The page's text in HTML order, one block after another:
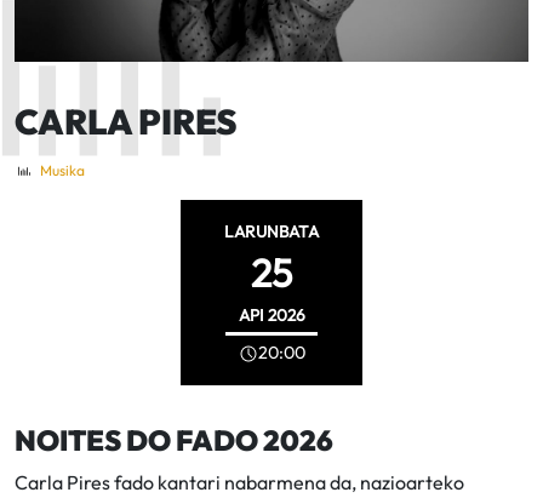
CARLA PIRES
Musika
LARUNBATA
25
API 2026
20:00
NOITES DO FADO 2026
Carla Pires fado kantari nabarmena da, nazioarteko